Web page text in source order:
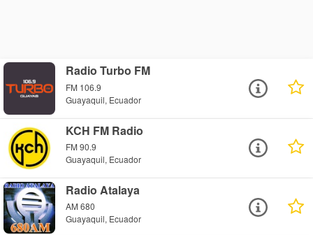
Radio Turbo FM
FM 106.9
Guayaquil, Ecuador
KCH FM Radio
FM 90.9
Guayaquil, Ecuador
Radio Atalaya
AM 680
Guayaquil, Ecuador